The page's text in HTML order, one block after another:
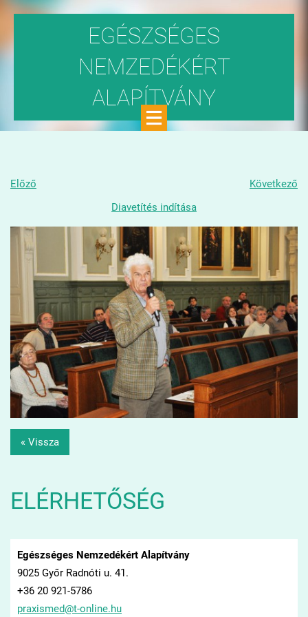
EGÉSZSÉGES
NEMZEDÉKÉRT
ALAPÍTVÁNY
Előző
Következő
Diavetítés indítása
« Vissza
ELÉRHETŐSÉG
Egészséges Nemzedékért Alapítvány
9025 Győr Radnóti u. 41.
+36 20 921-5786
praxismed@t-online.hu